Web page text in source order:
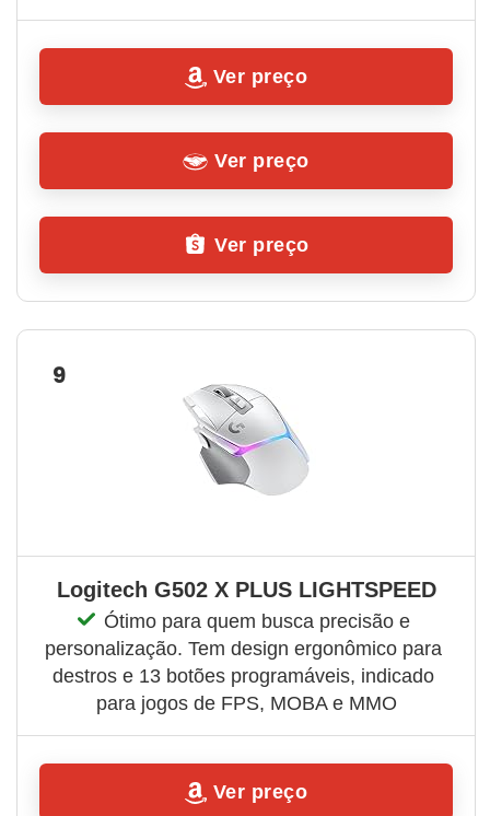
Ver preço
Ver preço
Ver preço
9
Logitech G502 X PLUS LIGHTSPEED
Ótimo para quem busca precisão e
personalização. Tem design ergonômico para
destros e 13 botões programáveis, indicado
para jogos de FPS, MOBA e MMO
Ver preço